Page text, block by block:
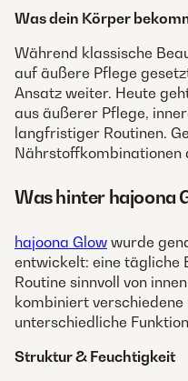
Was dein Körper
Während klassische
auf äußere Pflege
Ansatz weiter. Heute
aus äußerer Pflege,
langfristiger Routinen.
Nährstoffkombinationen
Was hinter hajoona
hajoona Glow wurde
entwickelt: eine tägliche
Routine sinnvoll von
kombiniert verschiedene
unterschiedliche
Struktur & Feuchtigkeit